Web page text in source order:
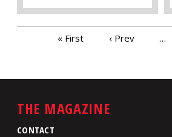
« First ‹ Prev …
THE MAGAZINE
CONTACT